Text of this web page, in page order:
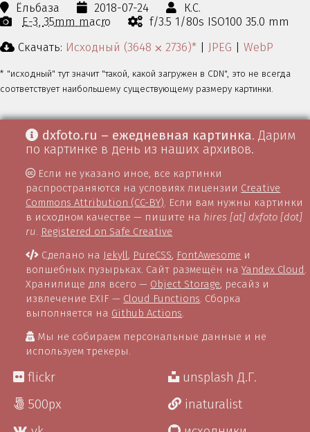
Ёльбаза 2018-07-24
К.С.
E-3 35mm macro
f/3.5 1/80s ISO100 35.0 mm
Скачать: Исходный (3648 ⨉ 2736)* | JPEG | WebP
* "исходный" тут значит "такой, какой загружен в CDN", это не всегда
соответствует наибольшему существующему размеру картинки.
dxfoto.ru – ежедневная картинка. Дарим
по картинке в день из наших архивов.
Если не указано иное, все картинки
распространяются на условиях лицензии Creative
Commons Attribution (CC-BY) . Если вам нужны картинки
в исходном качестве — пишите на hires [at] dxfoto [dot]
ru Registered on Safe Creative
Сделано на Jekyll, PureCSS, FontAwesome и
волшебных пузырьках. Сайт размещён наYandex Cloud
Хранилище для всего — Object Storage, ресайз и
извлечение EXIF — Cloud Functions . Сборка
выполняется на Github Actions
Мы не собираем персональные данные и не
используем трекеры.
flickr
500px
unsplash Д.Г.
inaturalist